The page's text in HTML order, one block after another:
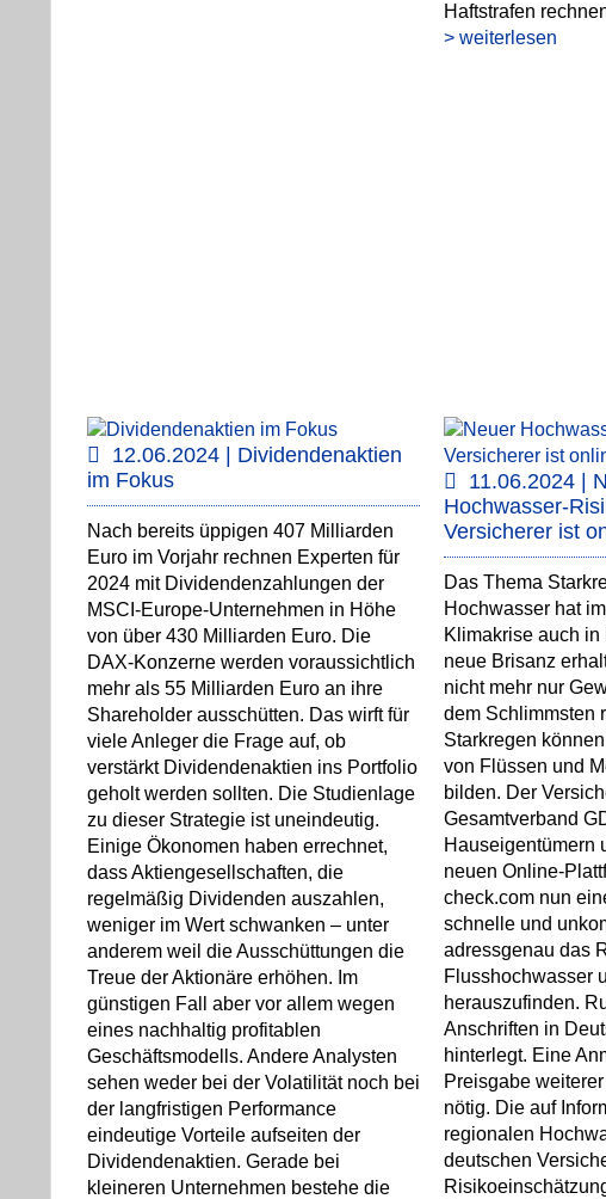
Haftstrafen
> weiterlesen
12.06.2024 | Dividendenaktien
im Fokus
Nach bereits üppigen 407 Milliarden
Euro im Vorjahr rechnen Experten für
2024 mit Dividendenzahlungen der
MSCI-Europe-Unternehmen in Höhe
von über 430 Milliarden Euro. Die
DAX-Konzerne werden voraussichtlich
mehr als 55 Milliarden Euro an ihre
Shareholder ausschütten. Das wirft für
viele Anleger die Frage auf, ob
verstärkt Dividendenaktien ins Portfolio
geholt werden sollten. Die Studienlage
zu dieser Strategie ist uneindeutig.
Einige Ökonomen haben errechnet,
dass Aktiengesellschaften, die
regelmäßig Dividenden auszahlen,
weniger im Wert schwanken – unter
anderem weil die Ausschüttungen die
Treue der Aktionäre erhöhen. Im
günstigen Fall aber vor allem wegen
eines nachhaltig profitablen
Geschäftsmodells. Andere Analysten
sehen weder bei der Volatilität noch bei
der langfristigen Performance
eindeutige Vorteile aufseiten der
Dividendenaktien. Gerade bei
kleineren Unternehmen bestehe die
11.06.2024 |
Hochwasser-
Versicherer ist
Das Thema
Hochwasser hat
Klimakrise auch
neue Brisanz
nicht mehr nur
dem Schlimmsten
Starkregen
von Flüssen und
bilden. Der
Gesamtverband
Hauseigentümern
neuen Online-
check.com nun
schnelle und
adressgenau das
Flusshochwasser
herauszufinden.
Anschriften in
hinterlegt. Eine
Preisgabe
nötig. Die auf
regionalen
deutschen